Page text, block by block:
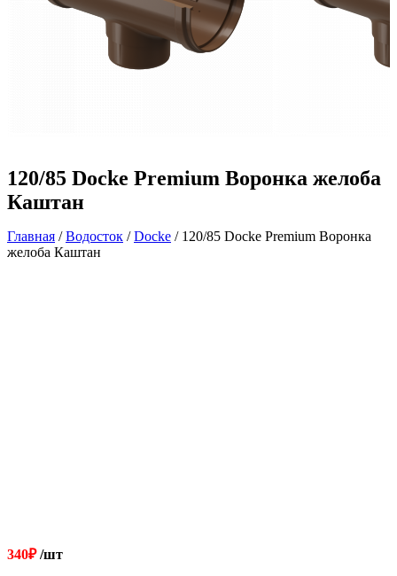
120/85 Docke Premium Воронка желоба
Каштан
Главная /Водосток /Docke / 120/85 Docke Premium Воронка
желоба Каштан
340₽/шт